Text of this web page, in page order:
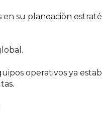
su planeación
operativos ya